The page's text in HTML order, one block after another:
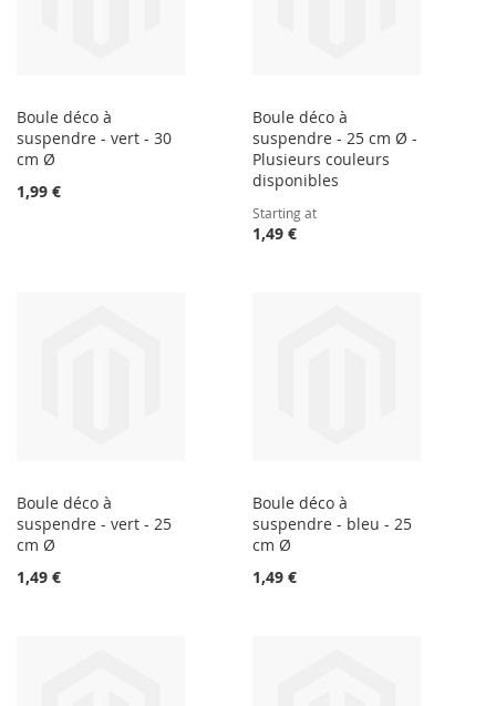
Boule déco à
suspendre - vert - 30
cm Ø
1,99 €
Boule déco à
suspendre - 25 cm Ø -
Plusieurs couleurs
disponibles
Starting at
1,49 €
Boule déco à
suspendre - vert - 25
cm Ø
1,49 €
Boule déco à
suspendre - bleu - 25
cm Ø
1,49 €